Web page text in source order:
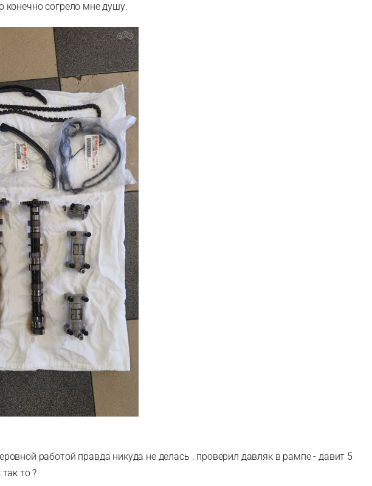
конечно согрело мне душу.
работой правда никуда не делась . проверил давляк в рампе - давит 5
то ?